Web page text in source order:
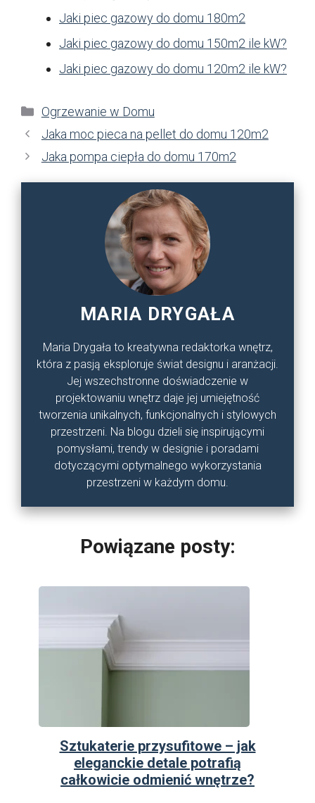
Jaki piec gazowy do domu 180m2
Jaki piec gazowy do domu 150m2 ile kW?
Jaki piec gazowy do domu 120m2 ile kW?
Kategorie
Ogrzewanie w Domu
Jaka moc pieca na pellet do domu 120m2
Jaka pompa ciepła do domu 170m2
MARIA DRYGAŁA
Maria Drygała to kreatywna redaktorka wnętrz,
która z pasją eksploruje świat designu i aranżacji.
Jej wszechstronne doświadczenie w
projektowaniu wnętrz daje jej umiejętność
tworzenia unikalnych, funkcjonalnych i stylowych
przestrzeni. Na blogu dzieli się inspirującymi
pomysłami, trendy w designie i poradami
dotyczącymi optymalnego wykorzystania
przestrzeni w każdym domu.
Powiązane posty:
Sztukaterie przysufitowe – jak
eleganckie detale potrafią
całkowicie odmienić wnętrze?